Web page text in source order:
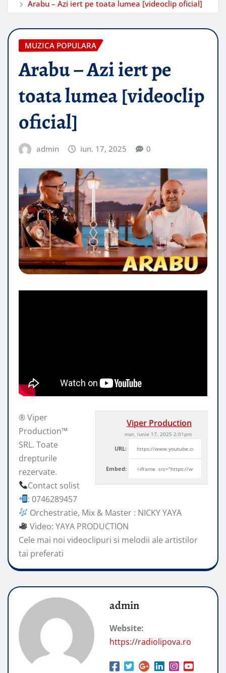
Arabu – Azi iert pe toata lumea [videoclip oficial]
MUZICA POPULARA
Arabu – Azi iert pe
toata lumea [videoclip
oficial]
admin iun. 17, 2025 0
Viper Production
mar, iunie 17, 2025 2:01pm
URL:
Embed:
® Viper
Production™
SRL. Toate
drepturile
rezervate.
Contact solist
: 0746289457
Orchestratie, Mix & Master : NICKY YAYA
Video: YAYA PRODUCTION
Cele mai noi videoclipuri si melodii ale artistilor
tai preferati
admin
Website:
https://radiolipova.ro